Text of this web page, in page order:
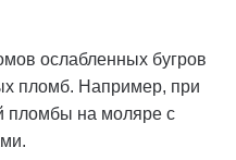
ослабленных бугров
пломб. Например, при
пломбы на моляре с